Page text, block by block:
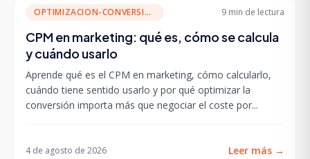
OPTIMIZACION-CONVERSION 9 min de lectura
CPM en marketing: qué es, cómo se calcula
y cuándo usarlo
Aprende qué es el CPM en marketing, cómo calcularlo,
cuándo tiene sentido usarlo y por qué optimizar la
conversión importa más que negociar el coste por...
4 de agosto de 2026 Leer más →